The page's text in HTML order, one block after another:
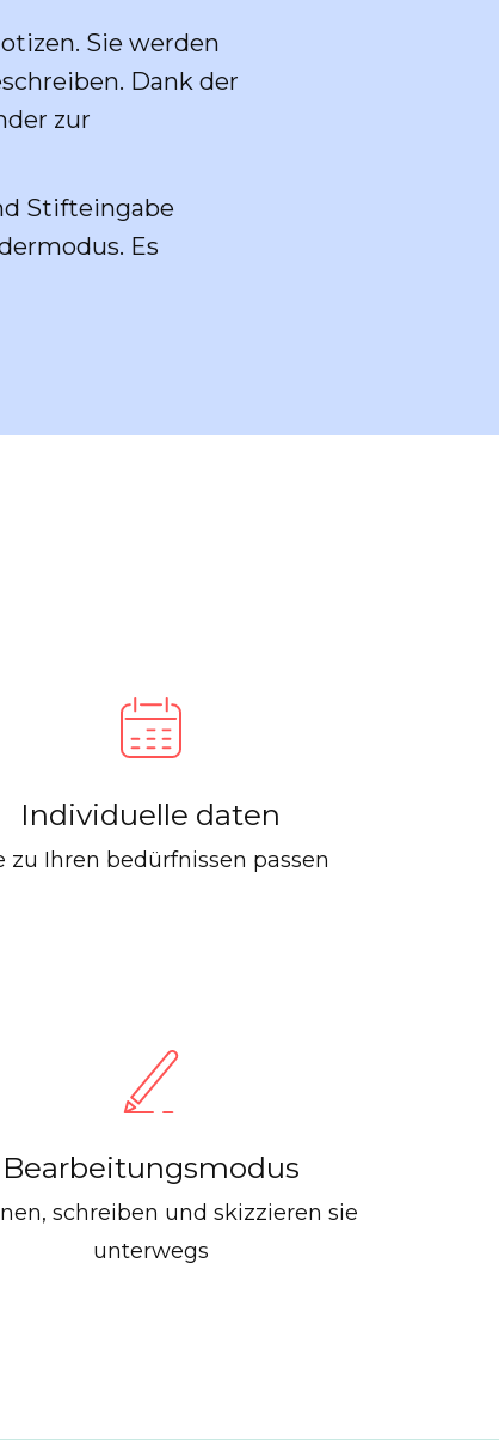
Sie werden
Dank der
zur
Stifteingabe
Es
Individuelle daten
zu Ihren bedürfnissen passen
Bearbeitungsmodus
schreiben und skizzieren sie
unterwegs